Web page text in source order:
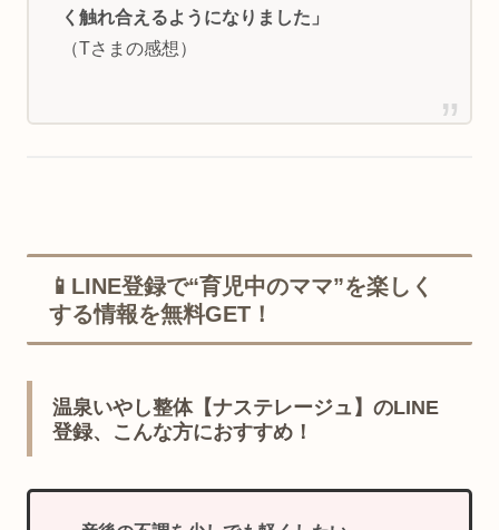
く触れ合えるようになりました」
（Tさまの感想）
📱LINE登録で“育児中のママ”を楽しく
する情報を無料GET！
温泉いやし整体【ナステレージュ】のLINE
登録、こんな方におすすめ！